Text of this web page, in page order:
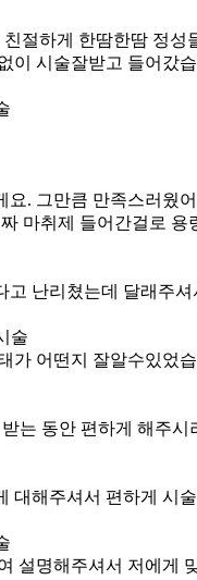
절하게 한땀한땀 정
이 시술잘받고 들어갔
요. 그만큼 만족스러웠
마취제 들어간걸로
난리쳤는데 달래주
술
가 어떤지 잘알수있었
는 동안 편하게 해주
대해주셔서 편하게 시
설명해주셔서 저에게